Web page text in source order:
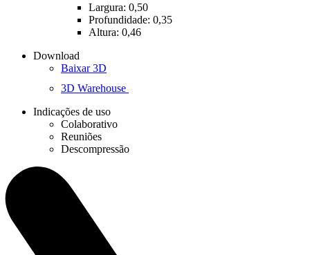
Largura: 0,50
Profundidade: 0,35
Altura: 0,46
Download
Baixar 3D
3D Warehouse
Indicações de uso
Colaborativo
Reuniões
Descompressão